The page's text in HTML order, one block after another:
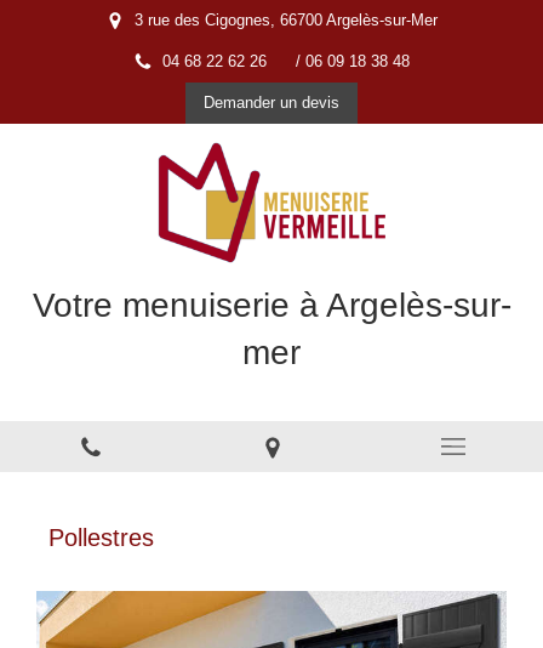
3 rue des Cigognes, 66700 Argelès-sur-Mer
04 68 22 62 26 / 06 09 18 38 48
Demander un devis
Votre menuiserie à Argelès-sur-
mer
Pollestres